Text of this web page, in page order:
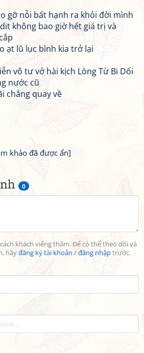
0
khách viếng thăm. Để có thể theo dõi và
hãyđăng ký tài khoản /đăng nhậptrước.
gỡ nỗi bất hạnh ra khỏi đời mình
không bao giờ hết giá trị và
ạt lũ lục bình kia trở lại
vô tư vở hài kịch Lòng Từ Bi Dối
nước cũ
chẳng quay về
khảo đã được ẩn]